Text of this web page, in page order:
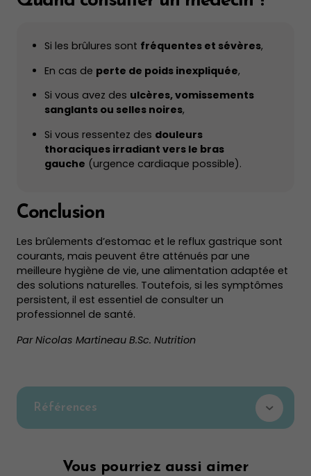
Si les brûlures sont fréquentes et sévères,
En cas de perte de poids inexpliquée,
Si vous avez des ulcères, vomissements
sanglants ou selles noires,
Si vous ressentez des douleurs
thoraciques irradiant vers le bras
gauche (urgence cardiaque possible).
Conclusion
Les brûlements d’estomac et le reflux gastrique sont
courants, mais peuvent être atténués par une
meilleure hygiène de vie, une alimentation adaptée et
des solutions naturelles. Toutefois, si les symptômes
persistent, il est essentiel de consulter un
professionnel de santé.
Par Nicolas Martineau B.Sc. Nutrition
Références
Digest.Vous pourriez aussi aimer